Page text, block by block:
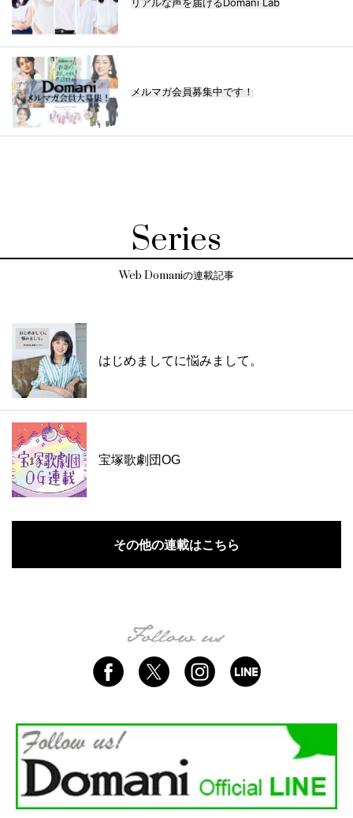
リアルな声を届けるDomani Lab
メルマガ会員募集中です！
Series
Web Domaniの連載記事
はじめましてに悩みまして。
宝塚歌劇団OG
その他の連載はこちら